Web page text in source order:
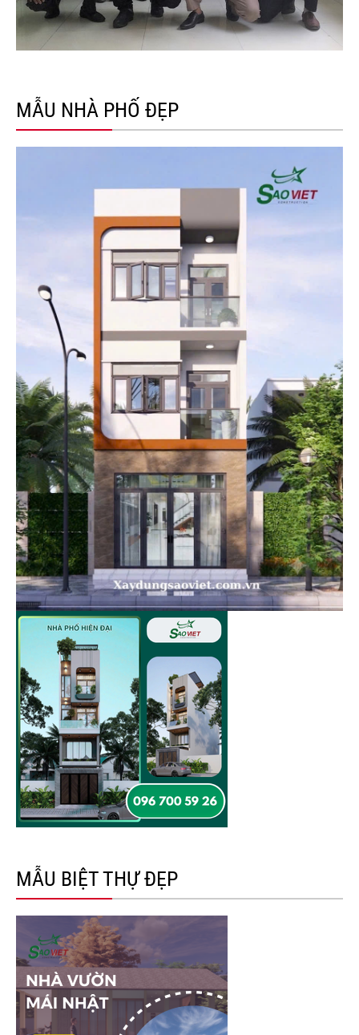
MẪU NHÀ PHỐ ĐẸP
MẪU BIỆT THỰ ĐẸP